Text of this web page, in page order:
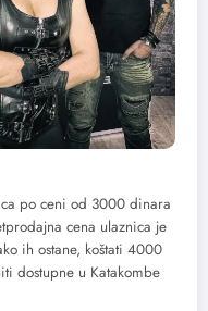
po ceni od 3000 dinara
cena ulaznica je
ih ostane, koštati 4000
dostupne u Katakombe